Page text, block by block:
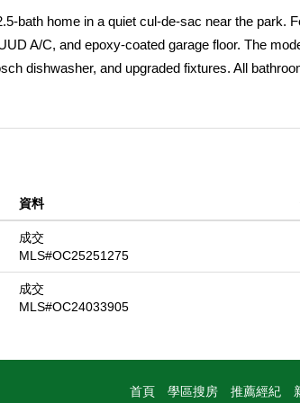
bath home in a quiet cul-de-sac near the park.
A/C, and epoxy-coated garage floor. The
dishwasher, and upgraded fixtures. All
primary bath.The front and backyard feature
near Mitsuwa, Tokyo Central, Trader Joeâ€™s,
資料
成交
MLS#OC25251275
成交
MLS#OC24033905
首頁 學區搜房 推薦經紀